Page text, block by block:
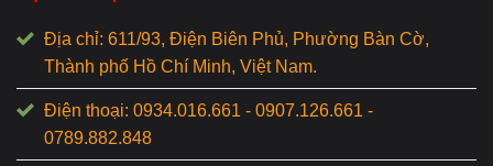
Địa chỉ: 611/93, Điện Biên Phủ, Phường Bàn Cờ,
Thành phố Hồ Chí Minh, Việt Nam.
Điện thoại: 0934.016.661 - 0907.126.661 -
0789.882.848